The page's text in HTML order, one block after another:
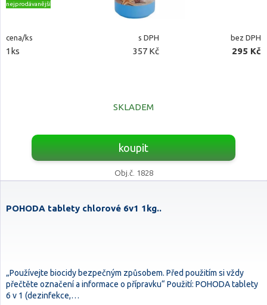
nejprodávanější
cena/ks s DPH bez DPH
1ks 357 Kč 295 Kč
SKLADEM
koupit
Obj.č. 1828
POHODA tablety chlorové 6v1 1kg..
„Používejte biocidy bezpečným způsobem. Před použitím si vždy
přečtěte označení a informace o přípravku“ Použití: POHODA tablety
6 v 1 (dezinfekce,…